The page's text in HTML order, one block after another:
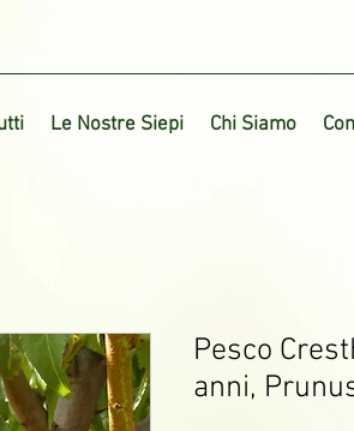
Le Nostre Siepi Chi Siamo
Pesco
anni,